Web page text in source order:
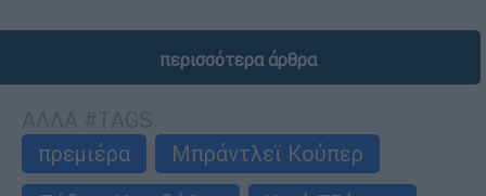
περισσότερα άρθρα
πρεμιέρα
Μπράντλεϊ Κούπερ